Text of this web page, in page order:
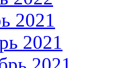
2021
2021